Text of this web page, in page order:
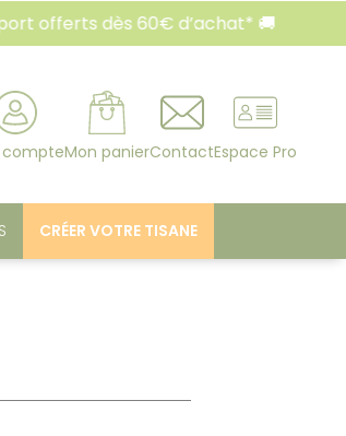
60€ d’achat* 🚚 🚚 Frais
compteMon panierContactEspace Pro
CRÉER VOTRE TISANE